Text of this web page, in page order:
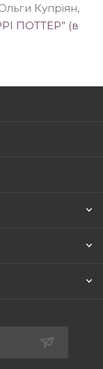
Купріян,
ПОТТЕР” (в